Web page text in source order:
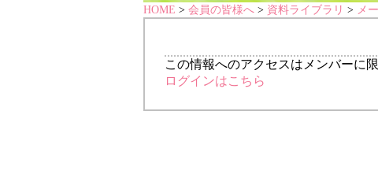
HOME > 会員の皆様へ > 資料ライブラリ > メ
この情報へのアクセスはメンバーに
ログインはこちら